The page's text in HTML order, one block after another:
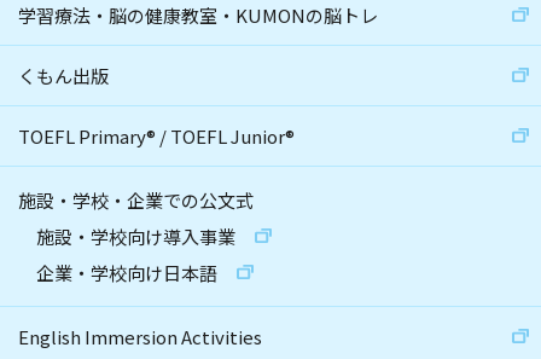
学習療法・脳の健康教室・KUMONの脳トレ
くもん出版
TOEFL Primary® /TOEFL Junior®
施設・学校・企業での公文式
施設・学校向け導入事業
企業・学校向け日本語
English Immersion Activities